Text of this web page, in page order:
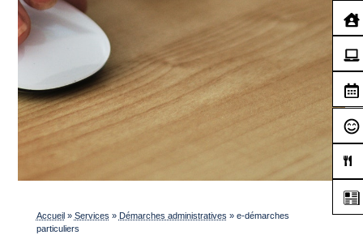
Accueil » Services » Démarches administratives » e-démarches
particuliers